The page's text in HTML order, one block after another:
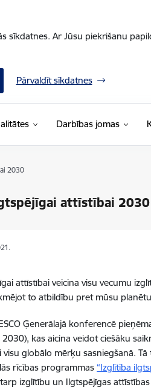
sīkdatnes. Ar Jūsu piekrišanu
Pārvaldīt sīkdatnes
Darbības jomas
2030
attīstībai 2030
attīstībai veicina visu vecumu
to atbildību pret mūsu
Ģenerālajā konferencē
kas aicina veidot ciešāku
visu globālo mērķu sasniegšanā.
rīcības programmas “Izglītība
izglītību un Ilgtspējīgas